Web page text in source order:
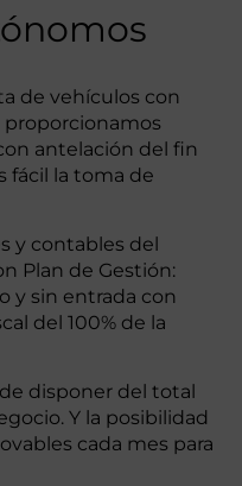
de vehículos con
proporcionamos
antelación del fin
fácil la toma de
y contables del
Plan de Gestión:
y sin entrada con
del 100% de la
disponer del total
Y la posibilidad
cada mes para